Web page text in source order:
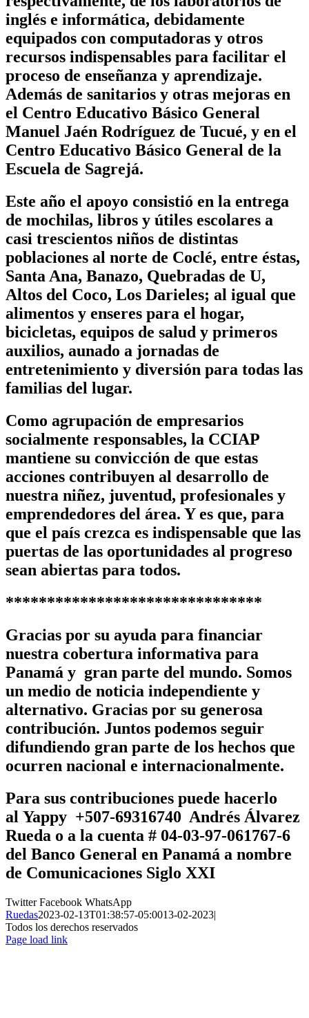
inglés e informática, debidamente
equipados con computadoras y otros
recursos indispensables para facilitar el
proceso de enseñanza y aprendizaje.
Además de sanitarios y otras mejoras en
el Centro Educativo Básico General
Manuel Jaén Rodríguez de Tucué, y en el
Centro Educativo Básico General de la
Escuela de Sagrejá.
Este año el apoyo consistió en la entrega
de mochilas, libros y útiles escolares a
casi trescientos niños de distintas
poblaciones al norte de Coclé, entre éstas,
Santa Ana, Banazo, Quebradas de U,
Altos del Coco, Los Darieles; al igual que
alimentos y enseres para el hogar,
bicicletas, equipos de salud y primeros
auxilios, aunado a jornadas de
entretenimiento y diversión para todas las
familias del lugar.
Como agrupación de empresarios
socialmente responsables, la CCIAP
mantiene su convicción de que estas
acciones contribuyen al desarrollo de
nuestra niñez, juventud, profesionales y
emprendedores del área. Y es que, para
que el país crezca es indispensable que las
puertas de las oportunidades al progreso
sean abiertas para todos.
*******************************
Gracias por su ayuda para financiar
nuestra cobertura informativa para
Panamá y gran parte del mundo. Somos
un medio de noticia independiente y
alternativo. Gracias por su generosa
contribución. Juntos podemos seguir
difundiendo gran parte de los hechos que
ocurren nacional e internacionalmente.
Para sus contribuciones puede hacerlo
al Yappy +507-69316740 Andrés Álvarez
Rueda o a la cuenta # 04-03-97-061767-6
del Banco General en Panamá a nombre
de Comunicaciones Siglo XXI
TwitterFacebook WhatsApp
Ruedas2023-02-13T01:38:57-05:0013-02-2023|
Todos los derechos reservados
Page load link